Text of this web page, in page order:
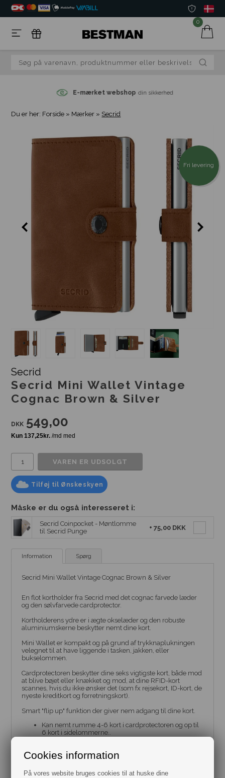
Cookies information
På vores website bruges cookies til at huske dine
0
E-mærket webshop din sikkerhed
Du er her: Forside » Mærker » Secrid
Fri levering
Secrid
Secrid Mini Wallet Vintage
Cognac Brown & Silver
DKK 549,00
Tilføj til Ønskeskyen
Måske er du også interesseret i:
Secrid Coinpocket - Møntlomme
til Secrid Punge
+ 75,00 DKK
Information Spørg
Secrid Mini Wallet Vintage Cognac Brown & Silver
En flot kortholder fra Secrid med det cognac farvede læder
og den sølvfarvede cardprotector.
Kortholderens ydre er i ægte okselæder og den robuste
aluminiumskerne beskytter nemt dine kort.
Mini Wallet er kompakt og på grund af trykknaplukningen
velegnet til at have liggende i tasken, jakken, eller
bukselommen.
Cardprotectoren beskytter dine seks vigtigste kort, både mod
at blive bøjet eller knækket og mod, at dine RFID-kort
scannes, hvis du ikke ønsker det (som fx rejsekort, ID-kort, de
nyeste kreditkort og forretningskort).
Smart "flip up" funktion der giver nem adgang til dine kort.
Kan nemt rumme 4-6 kort i cardprotectoren og op til
6 kort i sidelommerne..
Leveringstid 1 hverdag.